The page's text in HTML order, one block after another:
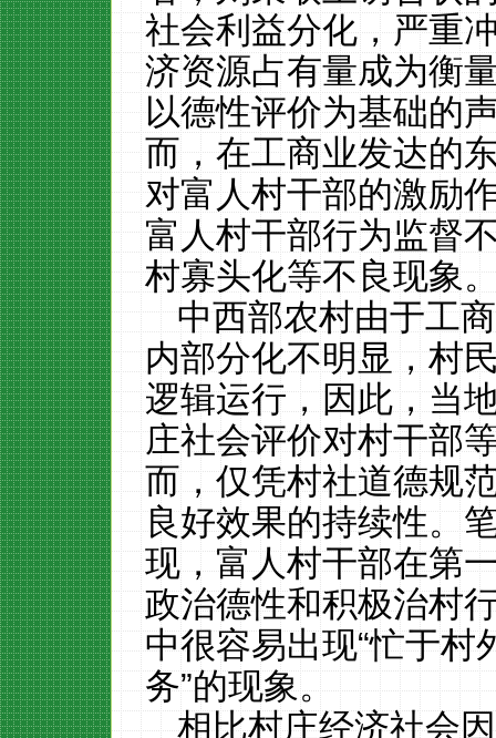
社会利益分化，严重
济资源占有量成为衡
以德性评价为基础的
而，在工商业发达的
对富人村干部的激励
富人村干部行为监督
村寡头化等不良现象
中西部农村由于工
内部分化不明显，村
逻辑运行，因此，当
庄社会评价对村干部
而，仅凭村社道德规
良好效果的持续性。
现，富人村干部在第
政治德性和积极治村
中很容易出现“忙于村
务”的现象。
相比村庄经济社会